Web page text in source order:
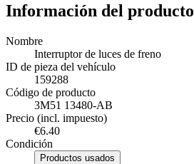
Información del producto
Nombre
Interruptor de luces de freno
ID de pieza del vehículo
159288
Código de producto
3M51 13480-AB
Precio (incl. impuesto)
€6.40
Condición
Productos usados